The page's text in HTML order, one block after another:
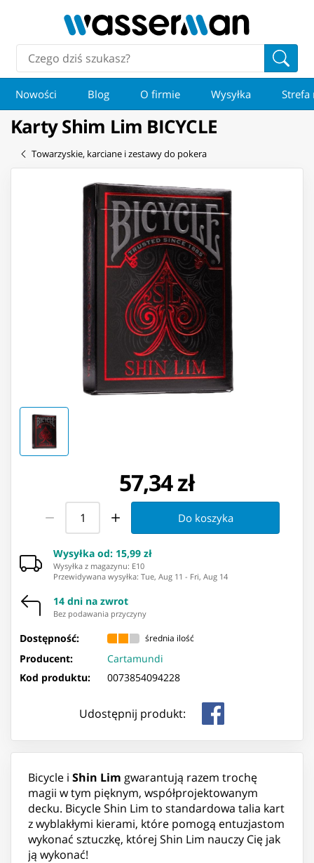
Nowości Blog O firmie Wysyłka Strefa
Karty Shim Lim BICYCLE
Towarzyskie, karciane i zestawy do pokera
57,34 zł
Do koszyka
Wysyłka od: 15,99 zł
Wysyłka z magazynu: ⁨E10⁩
Przewidywana wysyłka: Tue, Aug 11 - Fri, Aug 14
14 dni na zwrot
Bez podawania przyczyny
Dostępność: średnia ilość
Producent:
Cartamundi
Kod produktu:
0073854094228
Udostępnij produkt:
Bicycle i Shin Lim gwarantują razem trochę
magii w tym pięknym, współprojektowanym
decku. Bicycle Shin Lim to standardowa talia kart
z wyblakłymi kierami, które pomogą entuzjastom
wykonać sztuczkę, której Shin Lim nauczy Cię jak
ją wykonać!